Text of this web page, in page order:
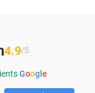
4.9/5
Google